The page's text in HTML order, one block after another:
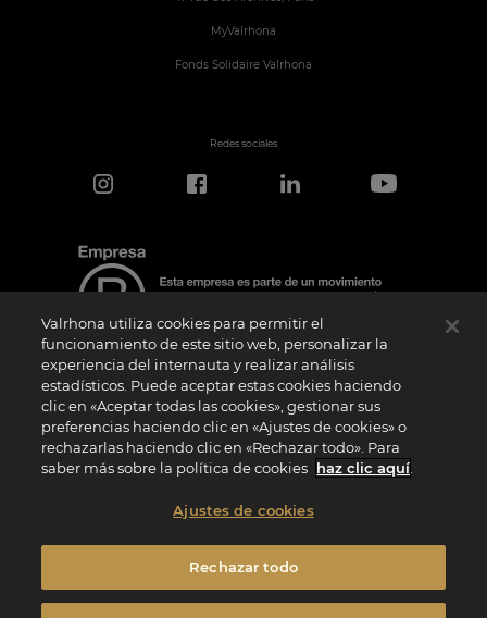
MyValrhona
Fonds Solidaire Valrhona
Redes sociales
Aviso de certificación
El logotipo “Certified B Corporation” lo concede B Lab, una organización privada sin
ánimo de lucro, a empresas como la nuestra que han superado con éxito la
Evaluación de Impacto B (“BIA”) y cumplen los requisitos de B Lab en cuanto a
rendimiento social y medioambiental, responsabilidad y transparencia. B Lab no es
un organismo de evaluación de la conformidad en el sentido del Reglamento (UE) nº
sentido del Reglamento (UE) nº 1025/2012. Los criterios BIA son distintos e
independientes de las normas armonizadas emitidas por las normas ISO u otros
nacionales o europeas.
Valrhona utiliza cookies para permitir el
funcionamiento de este sitio web, personalizar la
experiencia del internauta y realizar análisis
estadísticos. Puede aceptar estas cookies haciendo
clic en «Aceptar todas las cookies», gestionar sus
preferencias haciendo clic en «Ajustes de cookies» o
rechazarlas haciendo clic en «Rechazar todo». Para
saber más sobre la política de cookies haz clic aquí
Ajustes de cookies
Rechazar todo